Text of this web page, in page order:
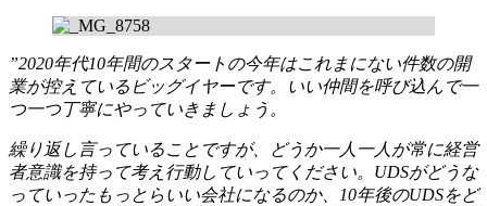
”2020年代10年間のスタートの今年はこれまにない件数の開
業が控えているビッグイヤーです。いい仲間を呼び込んで一
つ一つ丁寧にやっていきましょう。
繰り返し言っていることですが、どうか一人一人が常に経営
者意識を持って考え行動していってください。UDSがどうな
っていったもっとらいい会社になるのか、10年後のUDSをど